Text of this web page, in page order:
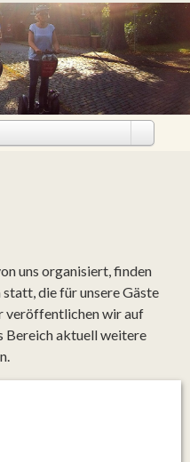
uns organisiert, finden
die für unsere Gäste
veröffentlichen wir auf
Bereich aktuell weitere